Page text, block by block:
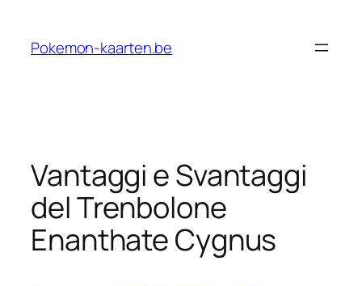
Pokemon-kaarten.be
Vantaggi e Svantaggi
del Trenbolone
Enanthate Cygnus